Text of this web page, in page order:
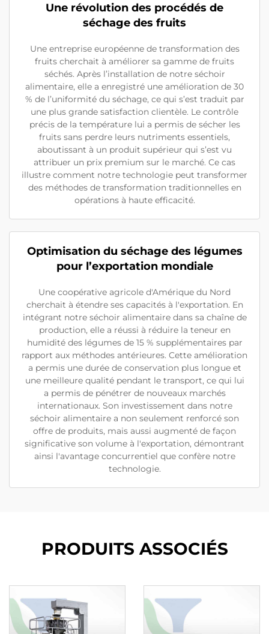
Une révolution des procédés de
séchage des fruits
Une entreprise européenne de transformation des
fruits cherchait à améliorer sa gamme de fruits
séchés. Après l’installation de notre séchoir
alimentaire, elle a enregistré une amélioration de 30
% de l’uniformité du séchage, ce qui s’est traduit par
une plus grande satisfaction clientèle. Le contrôle
précis de la température lui a permis de sécher les
fruits sans perdre leurs nutriments essentiels,
aboutissant à un produit supérieur qui s’est vu
attribuer un prix premium sur le marché. Ce cas
illustre comment notre technologie peut transformer
des méthodes de transformation traditionnelles en
opérations à haute efficacité.
Optimisation du séchage des légumes
pour l’exportation mondiale
Une coopérative agricole d'Amérique du Nord
cherchait à étendre ses capacités à l'exportation. En
intégrant notre séchoir alimentaire dans sa chaîne de
production, elle a réussi à réduire la teneur en
humidité des légumes de 15 % supplémentaires par
rapport aux méthodes antérieures. Cette amélioration
a permis une durée de conservation plus longue et
une meilleure qualité pendant le transport, ce qui lui
a permis de pénétrer de nouveaux marchés
internationaux. Son investissement dans notre
séchoir alimentaire a non seulement renforcé son
offre de produits, mais aussi augmenté de façon
significative son volume à l'exportation, démontrant
ainsi l'avantage concurrentiel que confère notre
technologie.
PRODUITS ASSOCIÉS